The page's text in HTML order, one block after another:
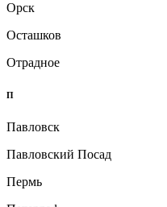
Орск
Осташков
Отрадное
П
Павловск
Павловский Посад
Пермь